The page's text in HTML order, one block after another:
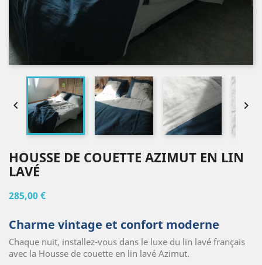
 
HOUSSE DE COUETTE AZIMUT EN LIN
LAVÉ
285,00 €
Charme vintage et confort moderne
Chaque nuit, installez-vous dans le luxe du lin lavé français
avec la Housse de couette en lin lavé Azimut.